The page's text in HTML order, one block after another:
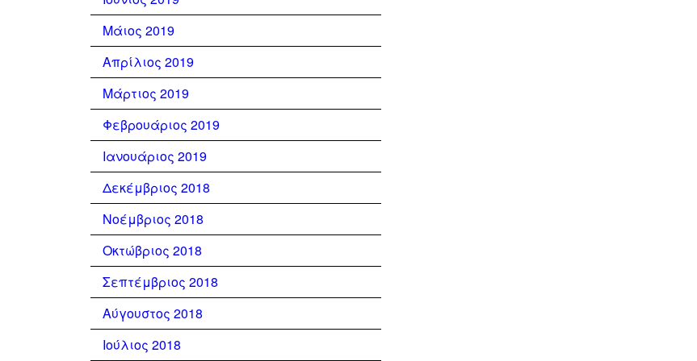
Μάιος 2019
Απρίλιος 2019
Μάρτιος 2019
Φεβρουάριος 2019
Ιανουάριος 2019
Δεκέμβριος 2018
Νοέμβριος 2018
Οκτώβριος 2018
Σεπτέμβριος 2018
Αύγουστος 2018
Ιούλιος 2018